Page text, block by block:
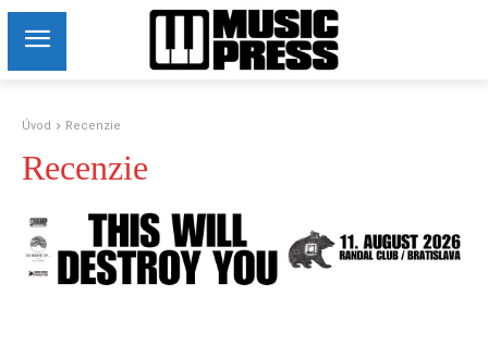
Úvod Recenzie
Recenzie